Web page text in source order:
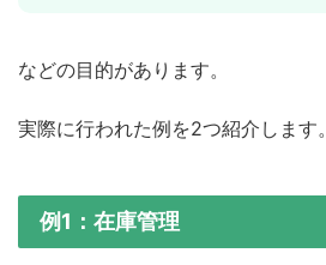
などの目的があります。
実際に行われた例を2つ紹介します。
例1：在庫管理